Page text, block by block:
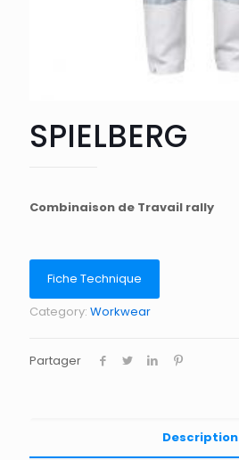
SPIELBERG
Combinaison de Travail rally
Fiche Technique
Category: Workwear
Partager
Description